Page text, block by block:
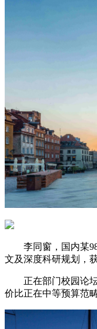
李同窗，国内某
文及深度科研规划，
正在部门校园论坛
价比正在中等预算范